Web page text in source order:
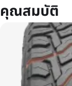
คุณสมบัติ